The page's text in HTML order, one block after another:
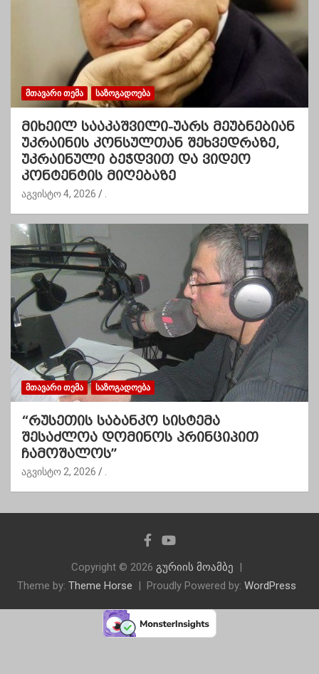
ᲛᲗᲐᲕᲐᲠᲘ ᲗᲔᲛᲐ ᲡᲐᲖᲝᲒᲐᲓᲝᲔᲑᲐ
მიხეილ სააკაშვილი-უარს მეუბნებიან
უკრაინის კონსულთან შეხვედრაზე,
უკრაინული ბეჭდვით და ვიდეო
კონტენტის მიღებაზე
აგვისტო 4, 2026
ᲛᲗᲐᲕᲐᲠᲘ ᲗᲔᲛᲐ ᲡᲐᲖᲝᲒᲐᲓᲝᲔᲑᲐ
“რუსეთის საბანკო სისტემა
შესაძლოა დომინოს პრინციპით
ჩამოშალოს”
აგვისტო 2, 2026 .
Copyright © 2026 გურიის მოამბე
Theme by: Theme Horse Proudly Powered by: WordPress